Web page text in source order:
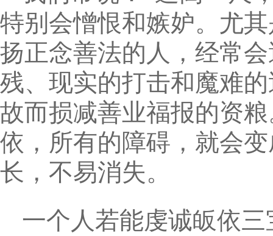
特别会憎恨和嫉妒。尤
扬正念善法的人，经常
残、现实的打击和魔难
故而损减善业福报的资
依，所有的障碍，就会
长，不易消失。
一个人若能虔诚皈依